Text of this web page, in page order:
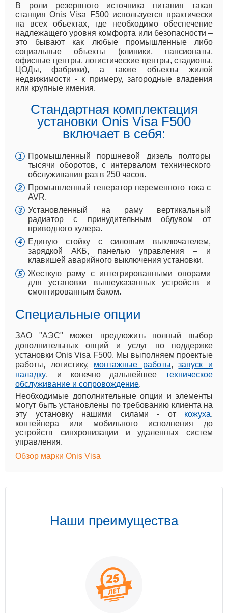
В роли резервного источника питания такая
станция Onis Visa F500 используется практически
на всех объектах, где необходимо обеспечение
надлежащего уровня комфорта или безопасности –
это бывают как любые промышленные либо
социальные объекты (клиники, пансионаты,
офисные центры, логистические центры, стадионы,
ЦОДы, фабрики), а также объекты жилой
недвижимости - к примеру, загородные владения
или крупные имения.
Стандартная комплектация
установки Onis Visa F500
включает в себя:
Промышленный поршневой дизель полторы
тысячи оборотов, с интервалом технического
обслуживания раз в 250 часов.
Промышленный генератор переменного тока с
AVR.
Установленный на раму вертикальный
радиатор с принудительным обдувом от
приводного кулера.
Единую стойку с силовым выключателем,
зарядкой АКБ, панелью управления – и
клавишей аварийного выключения установки.
Жесткую раму с интегрированными опорами
для установки вышеуказанных устройств и
смонтированным баком.
Специальные опции
ЗАО "АЭС" может предложить полный выбор
дополнительных опций и услуг по поддержке
установки Onis Visa F500. Мы выполняем проектые
работы, логистику, монтажные работы,запуск и
наладку, и конечно дальнейшее техническое
обслуживание и сопровождение.
Необходимые дополнительные опции и элементы
могут быть установлены по требованию клиента на
эту установку нашими силами - от кожуха,
контейнера или мобильного исполнения до
устройств синхронизации и удаленных систем
управления.
Обзор марки Onis Visa
Наши преимущества